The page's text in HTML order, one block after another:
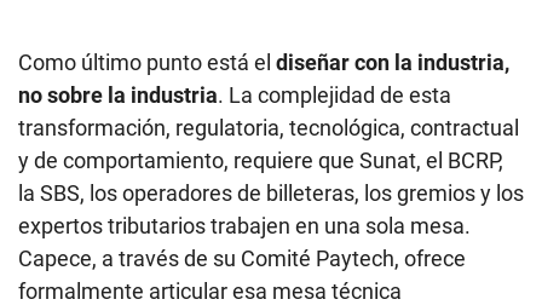
Como último punto está el diseñar con la industria,
no sobre la industria. La complejidad de esta
transformación, regulatoria, tecnológica, contractual
y de comportamiento, requiere que Sunat, el BCRP,
la SBS, los operadores de billeteras, los gremios y los
expertos tributarios trabajen en una sola mesa.
Capece, a través de su Comité Paytech, ofrece
formalmente articular esa mesa técnica